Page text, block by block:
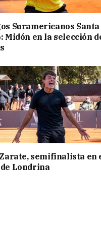
Suramericanos Santa
Midón en la selección
semifinalista en
Londrina